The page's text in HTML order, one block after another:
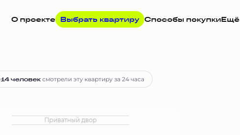
О проекте Выбрать квартиру Способы покупкиЕщё
Цена по запросу
14 человексмотрели эту квартиру за 24 часа